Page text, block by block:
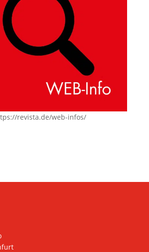
revista.de/web-infos/